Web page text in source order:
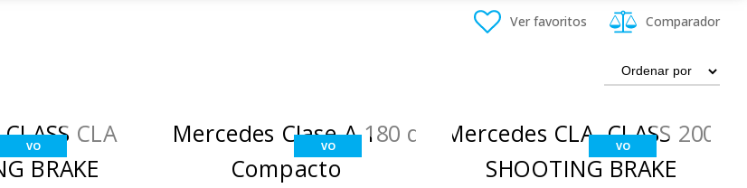
Ver favoritos Comparador
VO VO VO